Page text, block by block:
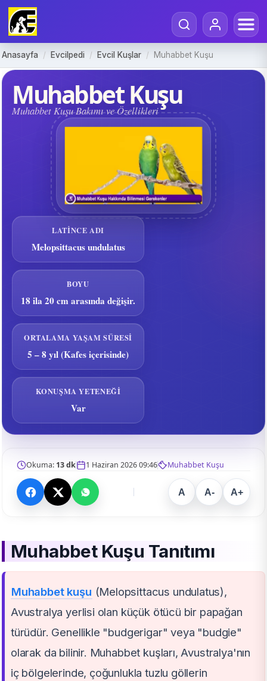
Anasayfa / Evcilpedi / Evcil Kuşlar / Muhabbet Kuşu
Muhabbet Kuşu
Muhabbet Kuşu Bakımı ve Özellikleri
LATINCE ADI
Melopsittacus undulatus
BOYU
18 ila 20 cm arasında değişir.
ORTALAMA YAŞAM SÜRESI
5 – 8 yıl (Kafes içerisinde)
KONUŞMA YETENEĞI
Var
Okuma: 13 dk 1 Haziran 2026 09:46 Muhabbet Kuşu
A A- A+
Muhabbet Kuşu Tanıtımı
Muhabbet kuşu (Melopsittacus undulatus),
Avustralya yerlisi olan küçük ötücü bir papağan
türüdür. Genellikle "budgerigar" veya "budgie"
olarak da bilinir. Muhabbet kuşları, Avustralya'nın
iç bölgelerinde, çoğunlukla tuzlu göllerin